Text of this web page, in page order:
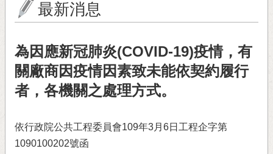
最新消息
為因應新冠肺炎(COVID-19)疫情，有
關廠商因疫情因素致未能依契約履行
者，各機關之處理方式。
依行政院公共工程委員會109年3月6日工程企字第
1090100202號函